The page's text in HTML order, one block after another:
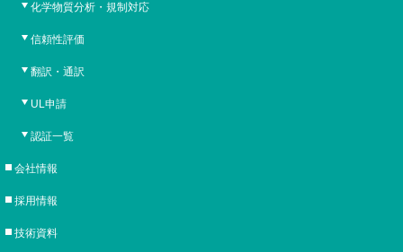
化学物質分析・規制対応
信頼性評価
翻訳・通訳
UL申請
認証一覧
会社情報
採用情報
技術資料